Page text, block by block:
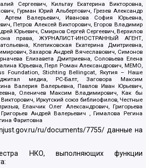
Сергеевич, Кильтау Екатерина Викторовна,
Гурман Юрий Альбертович, Грезев Александр
Артем Валерьевич, Иванова София Юрьевна,
Петров Алексей Викторович, Егоров Владимир
Юрьевич, Смирнов Сергей Сергеевич, Верзилов
права, ЖУРНАЛИСТ-ИНОСТРАННЫЙ АГЕНТ,
Клепиковская Екатерина Дмитриевна,
Захаров Андрей Вячеславович, Симонов
Елизавета Дмитриевна, Соловьева Елена
Юрьевна, Перл Роман Александрович, МЕМО,
Foundation, Stichting Bellingcat, Якутия – Наше
медиа, РС-Балт, Заговора Максим
Валерия Валерьевна, Павлов Иван Юрьевич,
Оленичев Максим Владимирович, Как бы
Викторович, Иркутский союз библиофилов, Честные
Еланчик Олег Александрович, Григорьева
Андрей Валерьевич , Гималова Регина
Фаритовна
ru/documents/7755/ данные на
НКО, выполняющих функции